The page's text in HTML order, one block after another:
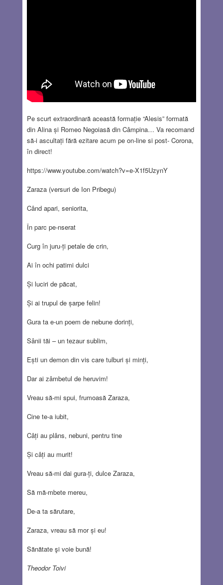
Pe scurt extraordinară această formație “Alesis” formată
din Alina și Romeo Negoiasă din Câmpina… Va recomand
să-i ascultați fără ezitare acum pe on-line si post- Corona,
în direct!
https://www.youtube.com/watch?v=e-X1f5UzynY
Zaraza (versuri de Ion Pribegu)
Când apari, seniorita,
În parc pe-nserat
Curg în juru-ți petale de crin,
Ai în ochi patimi dulci
Și luciri de păcat,
Și ai trupul de șarpe felin!
Gura ta e-un poem de nebune dorinți,
Sânii tăi – un tezaur sublim,
Ești un demon din vis care tulburi și minți,
Dar ai zâmbetul de heruvim!
Vreau să-mi spui, frumoasă Zaraza,
Cine te-a iubit,
Câți au plâns, nebuni, pentru tine
Și câți au murit!
Vreau să-mi dai gura-ți, dulce Zaraza,
Să mă-mbete mereu,
De-a ta sărutare,
Zaraza, vreau să mor și eu!
Sănătate şi voie bună!
Theodor Toivi